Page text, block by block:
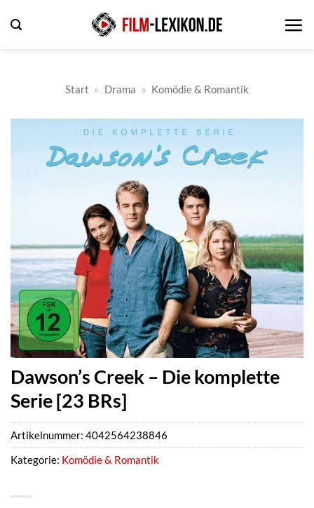
Inhalt
Start » Drama » Komödie & Romantik
Dawson’s Creek – Die komplette
Serie [23 BRs]
Artikelnummer: 4042564238846
Kategorie: Komödie & Romantik